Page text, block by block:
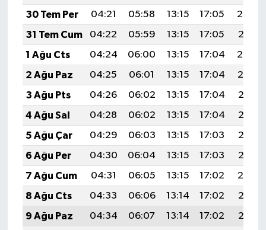
30 Tem Per
04:21 05:58 13:15 17:05
20:22
31 Tem Cum
04:22 05:59 13:15 17:05
20:21
1 Ağu Cts
04:24 06:00 13:15 17:04
20:20
2 Ağu Paz
04:25 06:01 13:15 17:04
20:19
3 Ağu Pts
04:26 06:02 13:15 17:04
20:18
4 Ağu Sal
04:28 06:02 13:15 17:04
20:17
5 Ağu Çar
04:29 06:03 13:15 17:03
20:16
6 Ağu Per
04:30 06:04 13:15 17:03
20:15
7 Ağu Cum
04:31 06:05 13:15 17:02
20:14
8 Ağu Cts
04:33 06:06 13:14 17:02
20:13
9 Ağu Paz
04:34 06:07 13:14 17:02
20:12